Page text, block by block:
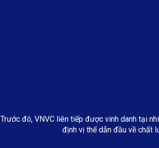
Trước đó, VNVC liên tiếp được vinh danh tại
định vị thế dẫn đầu về chất